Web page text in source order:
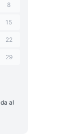
8
15
22
29
al